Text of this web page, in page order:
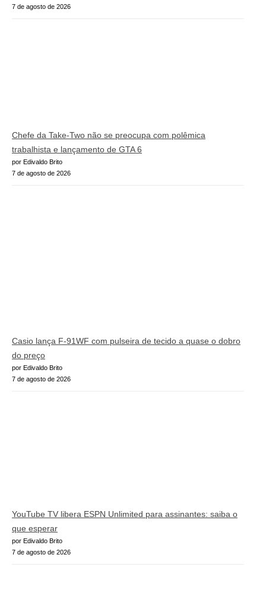
7 de agosto de 2026
Chefe da Take-Two não se preocupa com polêmica
trabalhista e lançamento de GTA 6
por Edivaldo Brito
7 de agosto de 2026
Casio lança F-91WF com pulseira de tecido a quase o dobro
do preço
por Edivaldo Brito
7 de agosto de 2026
YouTube TV libera ESPN Unlimited para assinantes: saiba o
que esperar
por Edivaldo Brito
7 de agosto de 2026